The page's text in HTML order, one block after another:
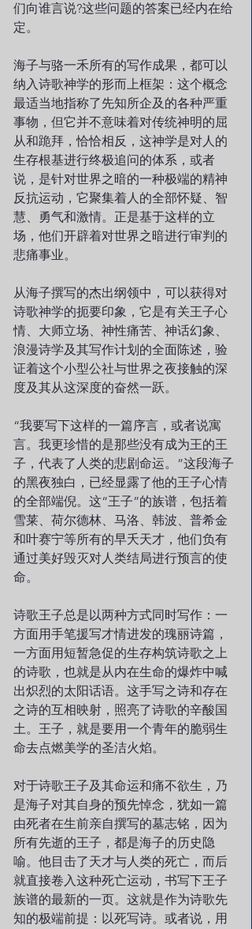
们向谁言说?这些问题的答案已经内在给
定。
海子与骆一禾所有的写作成果，都可以
纳入诗歌神学的形而上框架：这个概念
最适当地指称了先知所企及的各种严重
事物，但它并不意味着对传统神明的屈
从和跪拜，恰恰相反，这神学是对人的
生存根基进行终极追问的体系，或者
说，是针对世界之暗的一种极端的精神
反抗运动，它聚集着人的全部怀疑、智
慧、勇气和激情。正是基于这样的立
场，他们开辟着对世界之暗进行审判的
悲痛事业。
从海子撰写的杰出纲领中，可以获得对
诗歌神学的扼要印象，它是有关王子心
情、大师立场、神性痛苦、神话幻象、
浪漫诗学及其写作计划的全面陈述，验
证着这个小型公社与世界之夜接触的深
度及其从这深度的奋然一跃。
“我要写下这样的一篇序言，或者说寓
言。我更珍惜的是那些没有成为王的王
子，代表了人类的悲剧命运。”这段海子
的黑夜独白，已经显露了他的王子心情
的全部端倪。这“王子”的族谱，包括着
雪莱、荷尔德林、马洛、韩波、普希金
和叶赛宁等所有的早夭天才，他们负有
通过美好毁灭对人类结局进行预言的使
命。
诗歌王子总是以两种方式同时写作：一
方面用手笔援写才情进发的瑰丽诗篇，
一方面用短暂急促的生存构筑诗歌之上
的诗歌，也就是从内在生命的爆炸中喊
出炽烈的太阳话语。这手写之诗和存在
之诗的互相映射，照亮了诗歌的辛酸国
土。王子，就是要用一个青年的脆弱生
命去点燃美学的圣洁火焰。
对于诗歌王子及其命运和痛不欲生，乃
是海子对其自身的预先悼念，犹如一篇
由死者在生前亲自撰写的墓志铭，因为
所有先逝的王子，都是海子的历史隐
喻。他目击了天才与人类的死亡，而后
就直接卷入这种死亡运动，书写下王子
族谱的最新的一页。这就是作为诗歌先
知的极端前提：以死写诗。或者说，用